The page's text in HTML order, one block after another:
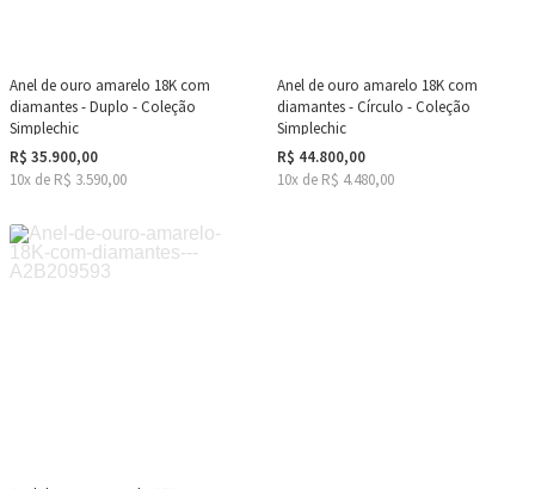
Anel de ouro amarelo 18K com
diamantes - Duplo - Coleção
Simplechic
R$ 35.900,00
10x de R$ 3.590,00
Anel de ouro amarelo 18K com
diamantes - Círculo - Coleção
Simplechic
R$ 44.800,00
10x de R$ 4.480,00